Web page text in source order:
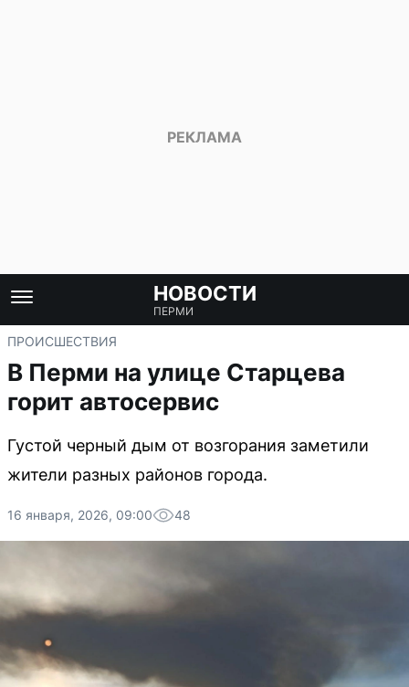
НОВОСТИ
ПЕРМИ
ПРОИСШЕСТВИЯ
В Перми на улице Старцева
горит автосервис
Густой черный дым от возгорания заметили
жители разных районов города.
16 января, 2026, 09:00 48